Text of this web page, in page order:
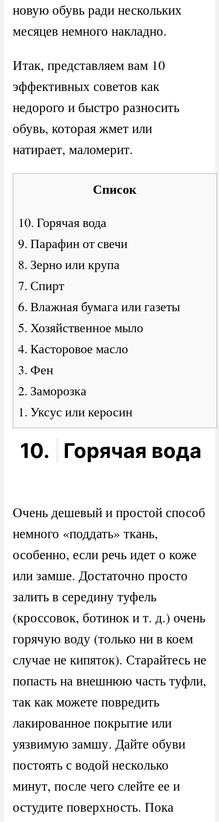
новую обувь ради нескольких
месяцев немного накладно.
Итак, представляем вам 10
эффективных советов как
недорого и быстро разносить
обувь, которая жмет или
натирает, маломерит.
Список
10. Горячая вода
9. Парафин от свечи
8. Зерно или крупа
7. Спирт
6. Влажная бумага или газеты
5. Хозяйственное мыло
4. Касторовое масло
3. Фен
2. Заморозка
1. Уксус или керосин
10. Горячая вода
Очень дешевый и простой способ
немного «поддать» ткань,
особенно, если речь идет о коже
или замше. Достаточно просто
залить в середину туфель
(кроссовок, ботинок и т. д.) очень
горячую воду (только ни в коем
случае не кипяток). Старайтесь не
попасть на внешнюю часть туфли,
так как можете повредить
лакированное покрытие или
уязвимую замшу. Дайте обуви
постоять с водой несколько
минут, после чего слейте ее и
остудите поверхность. Пока